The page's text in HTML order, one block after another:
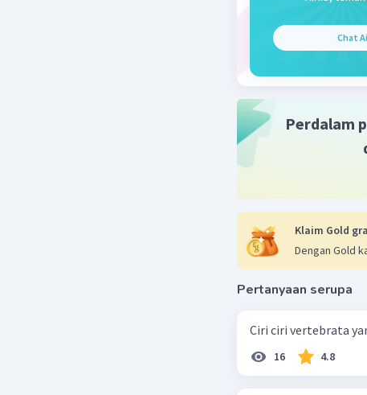
Chat
Perdalam
Klaim Gold
Dengan Gold
Pertanyaan serupa
Ciri ciri vertebrata
16 4.8